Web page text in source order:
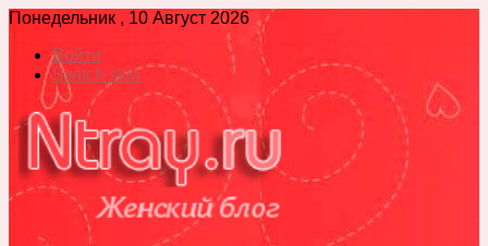
Понедельник , 10 Август 2026
Войти
Switch skin